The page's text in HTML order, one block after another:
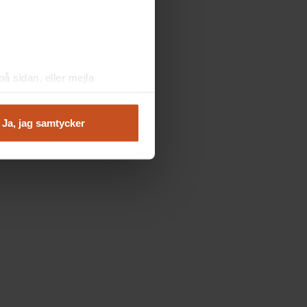
sidan, eller mejla
Ja, jag samtycker